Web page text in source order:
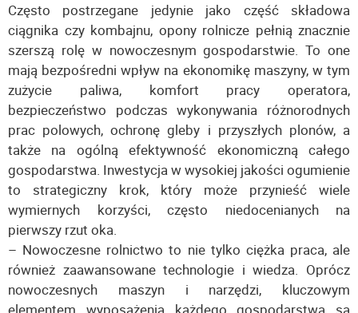
Często postrzegane jedynie jako część składowa
ciągnika czy kombajnu, opony rolnicze pełnią znacznie
szerszą rolę w nowoczesnym gospodarstwie. To one
mają bezpośredni wpływ na ekonomikę maszyny, w tym
zużycie paliwa, komfort pracy operatora,
bezpieczeństwo podczas wykonywania różnorodnych
prac polowych, ochronę gleby i przyszłych plonów, a
także na ogólną efektywność ekonomiczną całego
gospodarstwa. Inwestycja w wysokiej jakości ogumienie
to strategiczny krok, który może przynieść wiele
wymiernych korzyści, często niedocenianych na
pierwszy rzut oka.
– Nowoczesne rolnictwo to nie tylko ciężka praca, ale
również zaawansowane technologie i wiedza. Oprócz
nowoczesnych maszyn i narzędzi, kluczowym